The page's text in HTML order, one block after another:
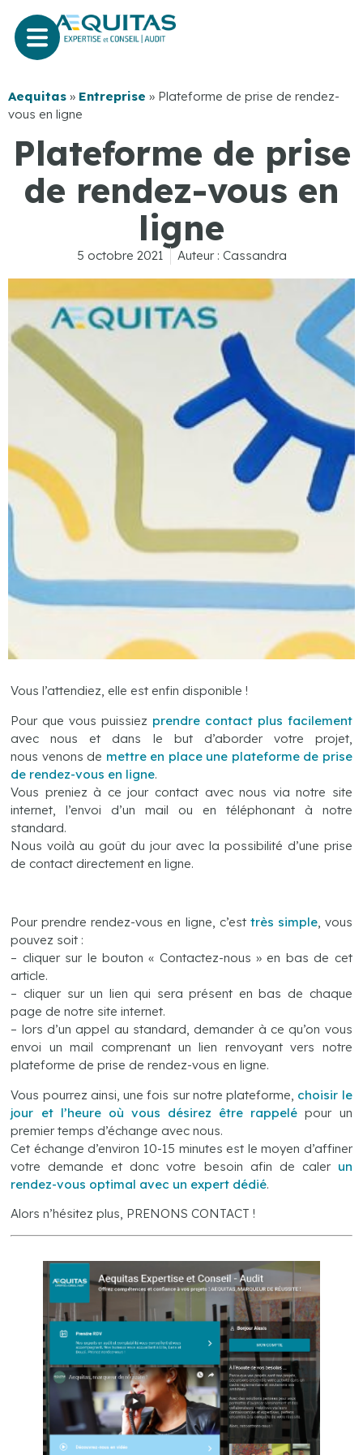
Aequitas » Entreprise » Plateforme de prise de rendez-
vous en ligne
Plateforme de prise
de rendez-vous en
ligne
5 octobre 2021 Auteur : Cassandra
Vous l’attendiez, elle est enfin disponible !
Pour que vous puissiez prendre contact plus facilement
avec nous et dans le but d’aborder votre projet,
nous venons de mettre en place une plateforme de prise
de rendez-vous en ligne.
Vous preniez à ce jour contact avec nous via notre site
internet, l’envoi d’un mail ou en téléphonant à notre
standard.
Nous voilà au goût du jour avec la possibilité d’une prise
de contact directement en ligne.
Pour prendre rendez-vous en ligne, c’est très simple, vous
pouvez soit :
– cliquer sur le bouton « Contactez-nous » en bas de cet
article.
– cliquer sur un lien qui sera présent en bas de chaque
page de notre site internet.
– lors d’un appel au standard, demander à ce qu’on vous
envoi un mail comprenant un lien renvoyant vers notre
plateforme de prise de rendez-vous en ligne.
Vous pourrez ainsi, une fois sur notre plateforme, choisir le
jour et l’heure où vous désirez être rappelé pour un
premier temps d’échange avec nous.
Cet échange d’environ 10-15 minutes est le moyen d’affiner
votre demande et donc votre besoin afin de caler un
rendez-vous optimal avec un expert dédié.
Alors n’hésitez plus, PRENONS CONTACT !